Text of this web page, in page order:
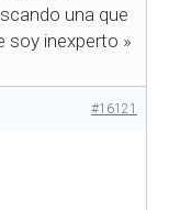
una que
soy inexperto »
#16121